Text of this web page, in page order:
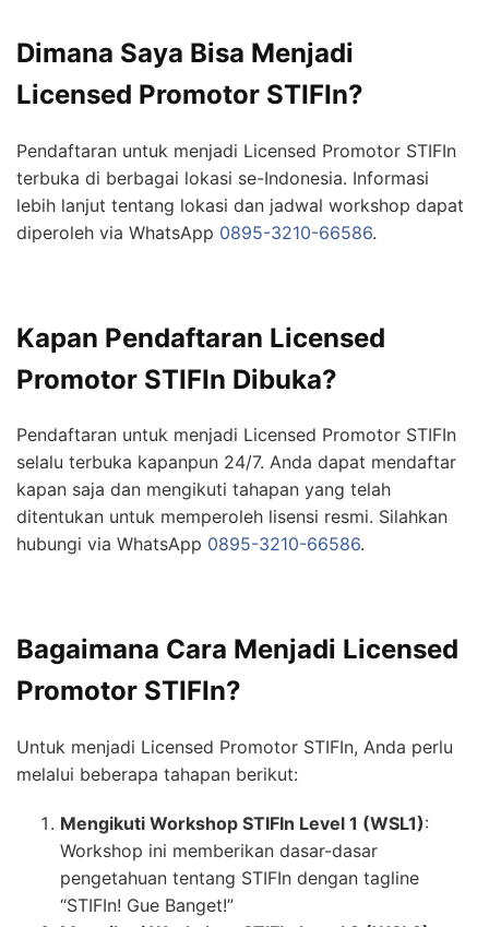
Dimana Saya Bisa Menjadi
Licensed Promotor STIFIn?
Pendaftaran untuk menjadi Licensed Promotor STIFIn
terbuka di berbagai lokasi se-Indonesia. Informasi
lebih lanjut tentang lokasi dan jadwal workshop dapat
diperoleh via WhatsApp 0895-3210-66586.
Kapan Pendaftaran Licensed
Promotor STIFIn Dibuka?
Pendaftaran untuk menjadi Licensed Promotor STIFIn
selalu terbuka kapanpun 24/7. Anda dapat mendaftar
kapan saja dan mengikuti tahapan yang telah
ditentukan untuk memperoleh lisensi resmi. Silahkan
hubungi via WhatsApp 0895-3210-66586.
Bagaimana Cara Menjadi Licensed
Promotor STIFIn?
Untuk menjadi Licensed Promotor STIFIn, Anda perlu
melalui beberapa tahapan berikut:
Mengikuti Workshop STIFIn Level 1 (WSL1):
Workshop ini memberikan dasar-dasar
pengetahuan tentang STIFIn dengan tagline
“STIFIn! Gue Banget!”